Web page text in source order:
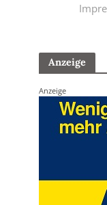
Anzeige
Anzeige